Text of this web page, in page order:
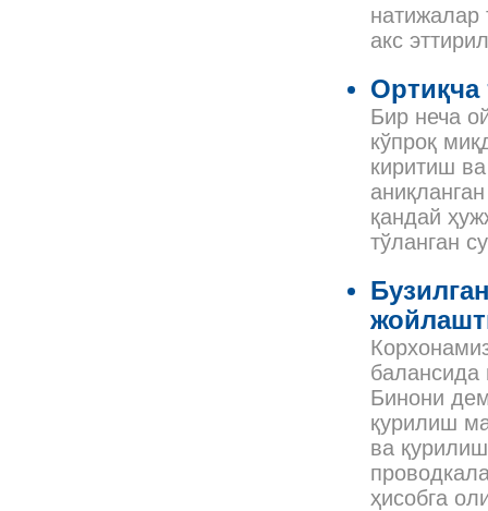
натижалар
акс
Ортиқча
Бир неча
кўпроқ
киритиш
қандай
тўланган
балансида
Бинони
қурилиш
ва
ҳисобга